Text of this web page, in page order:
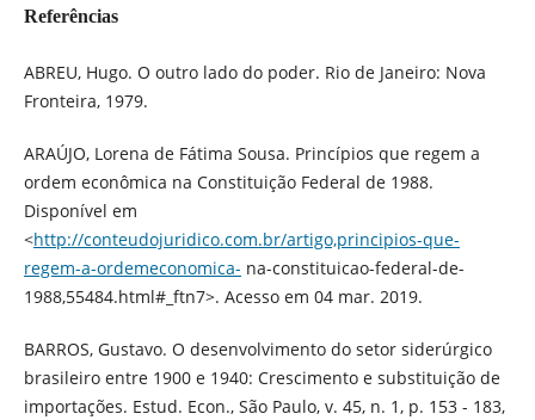
Referências
ABREU, Hugo. O outro lado do poder. Rio de Janeiro: Nova
Fronteira, 1979.
ARAÚJO, Lorena de Fátima Sousa. Princípios que regem a
ordem econômica na Constituição Federal de 1988.
Disponível em
<http://conteudojuridico.com.br/artigo,principios-que-
regem-a-ordemeconomica- na-constituicao-federal-de-
1988,55484.html#_ftn7>. Acesso em 04 mar. 2019.
BARROS, Gustavo. O desenvolvimento do setor siderúrgico
brasileiro entre 1900 e 1940: Crescimento e substituição de
importações. Estud. Econ., São Paulo, v. 45, n. 1, p. 153 - 183,